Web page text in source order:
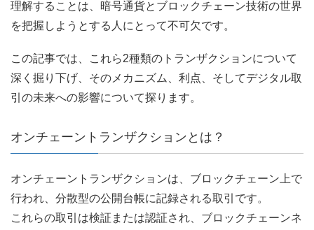
理解することは、暗号通貨とブロックチェーン技術の世界
を把握しようとする人にとって不可欠です。
この記事では、これら2種類のトランザクションについて
深く掘り下げ、そのメカニズム、利点、そしてデジタル取
引の未来への影響について探ります。
オンチェーントランザクションとは？
オンチェーントランザクションは、ブロックチェーン上で
行われ、分散型の公開台帳に記録される取引です。
これらの取引は検証または認証され、ブロックチェーンネ